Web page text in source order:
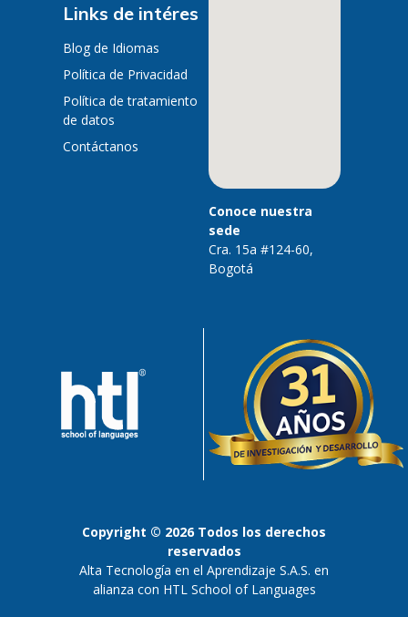
Links de intéres
Blog de Idiomas
Política de Privacidad
Política de tratamiento
de datos
Contáctanos
Conoce nuestra
sede
Cra. 15a #124-60,
Bogotá
Copyright © 2026 Todos los derechos
reservados
Alta Tecnología en el Aprendizaje S.A.S. en
alianza con HTL School of Languages